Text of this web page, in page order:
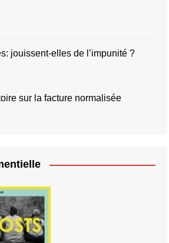
jouissent-elles de l’impunité ?
sur la facture normalisée